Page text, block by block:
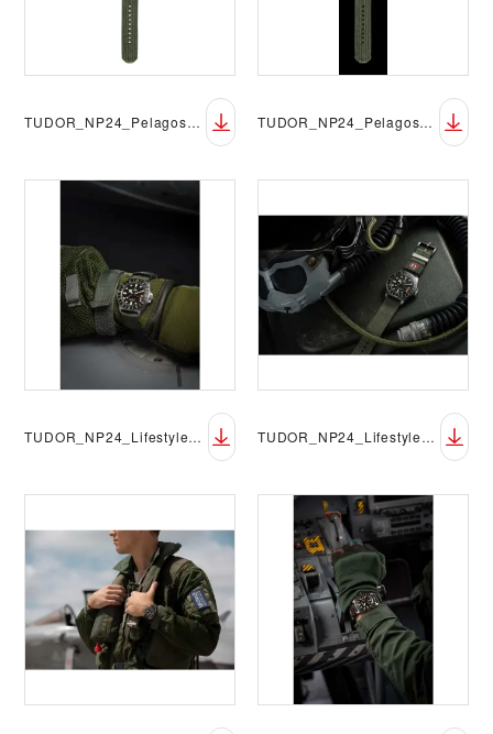
TUDOR_NP24_Pelagos_FXD_GMT_OF-white TUDOR_NP24_Pelagos_FXD_GMT_OF-black
TUDOR_NP24_Lifestyle_Pelagos_FXD_GMT_01 TUDOR_NP24_Lifestyle_Pelagos_FXD_GMT_02